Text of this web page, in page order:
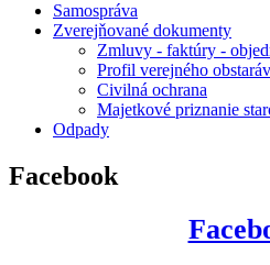
Samospráva
Zverejňované dokumenty
Zmluvy - faktúry -
Profil verejného
Civilná ochrana
Majetkové priznanie
Odpady
Facebook